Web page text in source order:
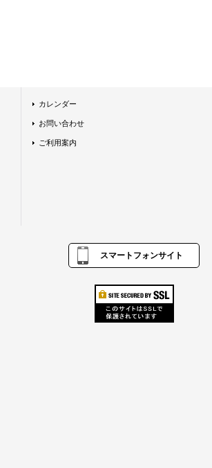
カレンダー
お問い合わせ
ご利用案内
スマートフォンサイト